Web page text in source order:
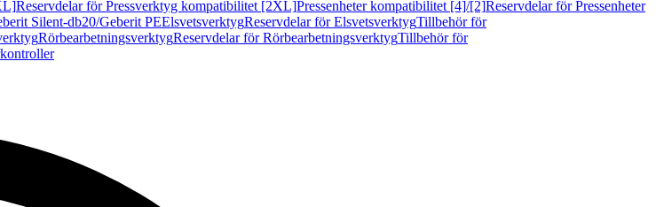
Reservdelar för Pressverktyg kompatibilitet [2XL]Pressenheter kompatibilitet [4]/[2]Reservdelar för Pressenheter
Silent-db20/Geberit PEElsvetsverktygReservdelar för ElsvetsverktygTillbehör för
RörbearbetningsverktygReservdelar för RörbearbetningsverktygTillbehör för